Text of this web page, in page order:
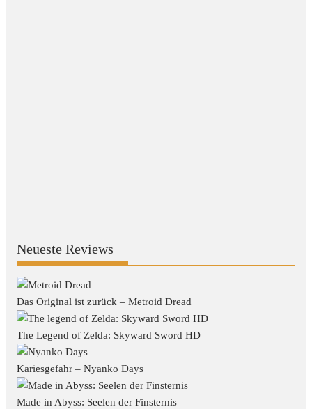
Neueste Reviews
Das Original ist zurück – Metroid Dread
The Legend of Zelda: Skyward Sword HD
Kariesgefahr – Nyanko Days
Made in Abyss: Seelen der Finsternis